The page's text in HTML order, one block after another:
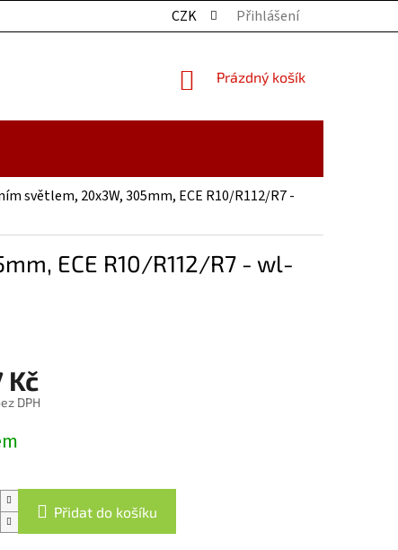
OSOBNÍCH ÚDAJŮ KONTAKTY
CZK Přihlášení
NÁKUPNÍ
Prázdný košík
světlem, 20x3W, 305mm, ECE R10/R112/R7 -
ECE R10/R112/R7 - wl-
Kč
DPH
Přidat do košíku